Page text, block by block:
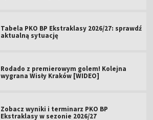
Tabela PKO BP Ekstraklasy 2026/27: sprawdź
aktualną sytuację
Rodado z premierowym golem! Kolejna
wygrana Wisły Kraków [WIDEO]
Zobacz wyniki i terminarz PKO BP
Ekstraklasy w sezonie 2026/27